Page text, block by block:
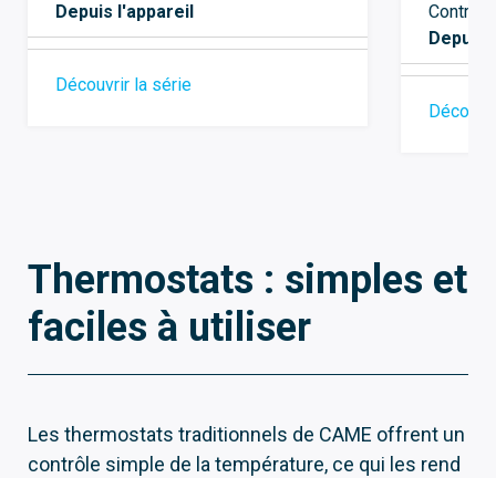
Depuis l'appareil
Découvrir la série
Contrôle
Depuis
Thermostats : simples et
faciles à utiliser
Les thermostats traditionnels de CAME offrent un
contrôle simple de la température, ce qui les rend